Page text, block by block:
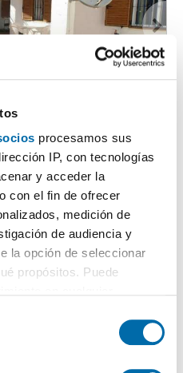
procesamos sus
IP, con tecnologías
y acceder la
con el fin de ofrecer
medición de
de audiencia y
la opción de seleccionar
propósitos. Puede
de bain
Playazo, Vera
Téléphoner